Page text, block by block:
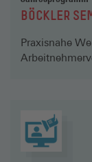
BÖCKLER
Praxisnahe